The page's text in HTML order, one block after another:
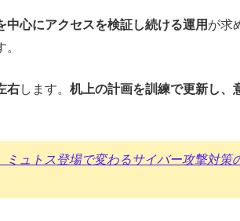
心にアクセスを検証し続ける運用が求
右します。 机上の計画を訓練で更新し、
ミュトス登場で変わるサイバー攻撃対策